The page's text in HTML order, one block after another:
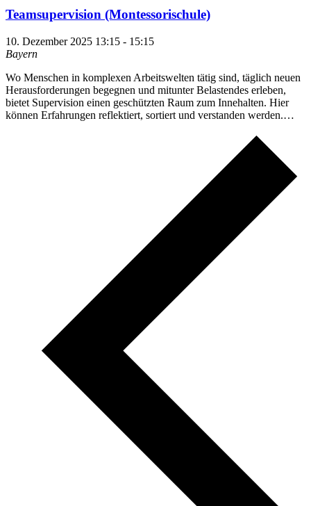
Teamsupervision (Montessorischule)
10. Dezember 2025 13:15 - 15:15
Bayern
Wo Menschen in komplexen Arbeitswelten tätig sind, täglich neuen
Herausforderungen begegnen und mitunter Belastendes erleben,
bietet Supervision einen geschützten Raum zum Innehalten. Hier
können Erfahrungen reflektiert, sortiert und verstanden werden.…